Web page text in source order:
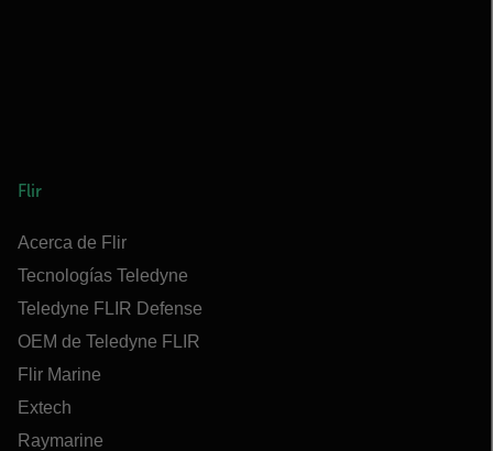
Flir
Acerca de Flir
Tecnologías Teledyne
Teledyne FLIR Defense
OEM de Teledyne FLIR
Flir Marine
Extech
Raymarine